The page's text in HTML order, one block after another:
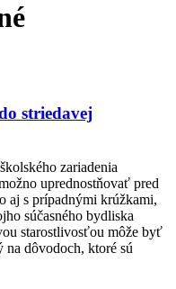
striedavej
zariadenia
uprednostňovať pred
aj s prípadnými krúžkami,
súčasného bydliska
starostlivosťou môže byť
na dôvodoch, ktoré sú